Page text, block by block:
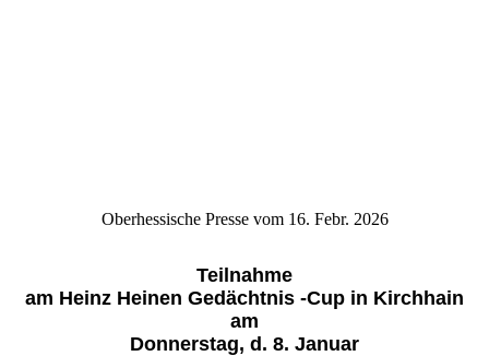
Oberhessische Presse vom 16. Febr. 2026
Teilnahme
am Heinz Heinen Gedächtnis -Cup in Kirchhain
am
Donnerstag, d. 8. Januar